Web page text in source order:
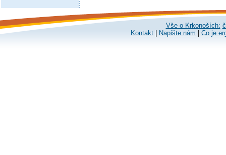
Vše o Krkonoších:
Kontakt
Napište nám Co je